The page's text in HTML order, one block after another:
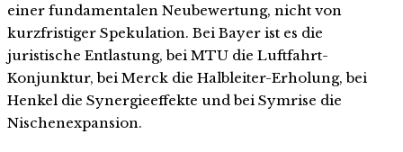
einer fundamentalen Neubewertung, nicht von
kurzfristiger Spekulation. Bei Bayer ist es die
juristische Entlastung, bei MTU die Luftfahrt-
Konjunktur, bei Merck die Halbleiter-Erholung, bei
Henkel die Synergieeffekte und bei Symrise die
Nischenexpansion.